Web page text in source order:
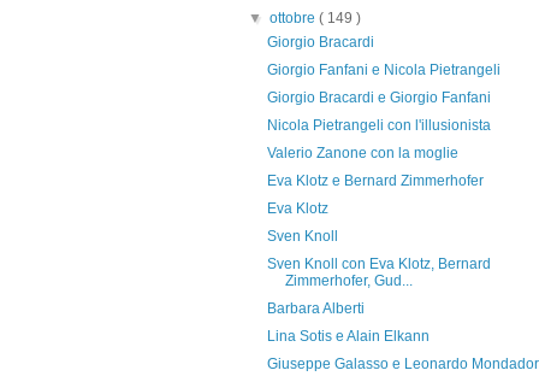
▼ottobre( 149 )
Giorgio Bracardi
Giorgio Fanfani e Nicola Pietrangeli
Giorgio Bracardi e Giorgio Fanfani
Nicola Pietrangeli con l'illusionista
Valerio Zanone con la moglie
Eva Klotz e Bernard Zimmerhofer
Eva Klotz
Sven Knoll
Sven Knoll con Eva Klotz, Bernard
Zimmerhofer, Gud...
Barbara Alberti
Lina Sotis e Alain Elkann
Giuseppe Galasso e Leonardo